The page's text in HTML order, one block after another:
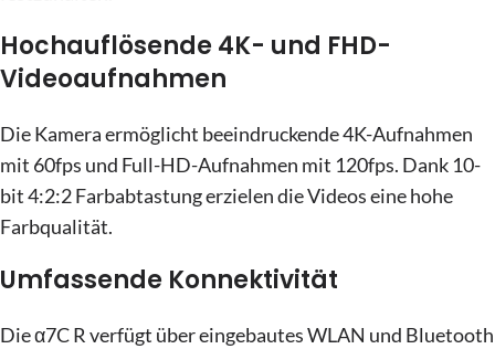
Hochauflösende 4K- und FHD-
Videoaufnahmen
Die Kamera ermöglicht beeindruckende 4K-Aufnahmen
mit 60fps und Full-HD-Aufnahmen mit 120fps. Dank 10-
bit 4:2:2 Farbabtastung erzielen die Videos eine hohe
Farbqualität.
Umfassende Konnektivität
Die α7C R verfügt über eingebautes WLAN und Bluetooth